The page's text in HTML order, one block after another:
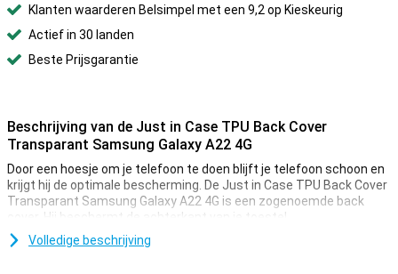
Klanten waarderen Belsimpel met een 9,2 op Kieskeurig
Actief in 30 landen
Beste Prijsgarantie
Beschrijving van de Just in Case TPU Back Cover
Transparant Samsung Galaxy A22 4G
Door een hoesje om je telefoon te doen blijft je telefoon schoon en
krijgt hij de optimale bescherming. De Just in Case TPU Back Cover
Transparant Samsung Galaxy A22 4G is een zogenoemde back
cover. Hij beschermt de achterkant van je toestel.
Deze simpele Just in Case TPU Back Cover Transparant Samsung
Volledige beschrijving